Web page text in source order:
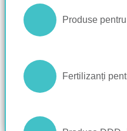
Porumb
Rapiță
Boxpaleți
Protecția
Sisteme de
Încărcătoare
Produse
Fertilizanți